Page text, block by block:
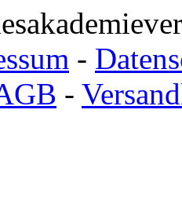
-
-